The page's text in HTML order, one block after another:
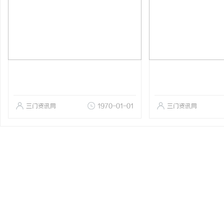
三门资讯网 1970-01-01 三门资讯网